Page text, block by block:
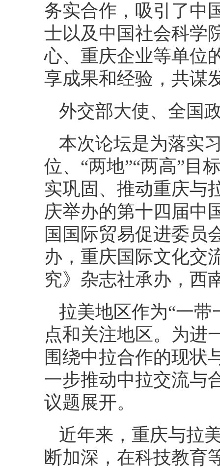
务实合作，吸引了中
士以及中国社会科学
心、重庆企业等单位
享成果和经验，共谋
外交部大使、全国
本次论坛是为落实
位、“两地”“两高”目
实巩固、推动重庆与
庆举办的第十四届中
国国际贸易促进委员
办，重庆国际文化交
究》杂志社承办，西
拉美地区作为“一
点和关注地区。为进
围绕中拉合作的现状
一步推动中拉交流与
议题展开。
近年来，重庆与拉
断加深，在科技教育